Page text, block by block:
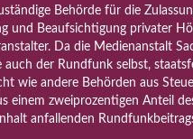
Behörde für die
und Beaufsichtigung privater
Da die Medienanstalt
auch der Rundfunk selbst,
wie andere Behörden aus
einem zweiprozentigen Anteil
anfallenden